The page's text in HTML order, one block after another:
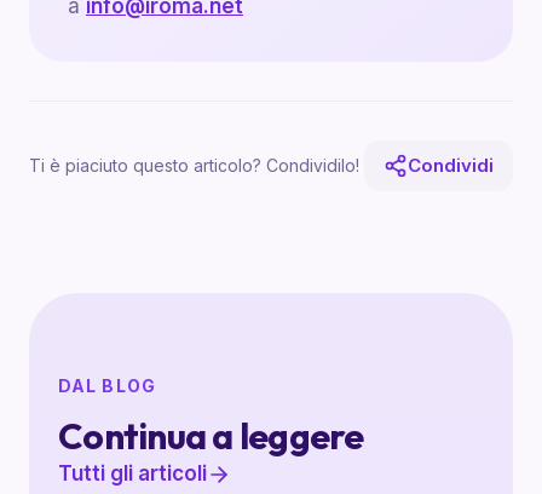
a info@iroma.net
Ti è piaciuto questo articolo? Condividilo! Condividi
DAL BLOG
Continua a leggere
Tutti gli articoli